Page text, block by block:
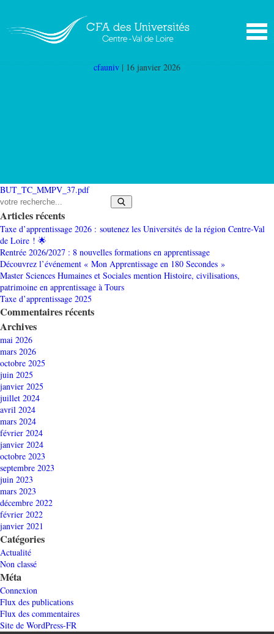
techniques de commercialisation Tours (TC
MMPV 37)
cfauniv | 16 janvier 2026
BUT_TC_MMPV_37.pdf
Articles récents
Taxe d’apprentissage 2026 : soutenez les Universités de la région Centre-Val
de Loire ! 🌟
Rentrée 2026/2027 : 8 nouvelles formations en apprentissage
Découvrez l’événement « Mon Apprentissage en 180 Secondes »
Master Sciences Humaines et Sociales mention Histoire, civilisations,
patrimoine en apprentissage à Tours
Taxe d’apprentissage 2025
Commentaires récents
Archives
mai 2026
mars 2026
octobre 2025
juin 2025
janvier 2025
juillet 2024
avril 2024
mars 2024
février 2024
janvier 2024
octobre 2023
septembre 2023
juin 2023
mars 2023
décembre 2022
février 2022
janvier 2021
Catégories
Actualité
Non classé
Méta
Connexion
Flux des publications
Flux des commentaires
Site de WordPress-FR